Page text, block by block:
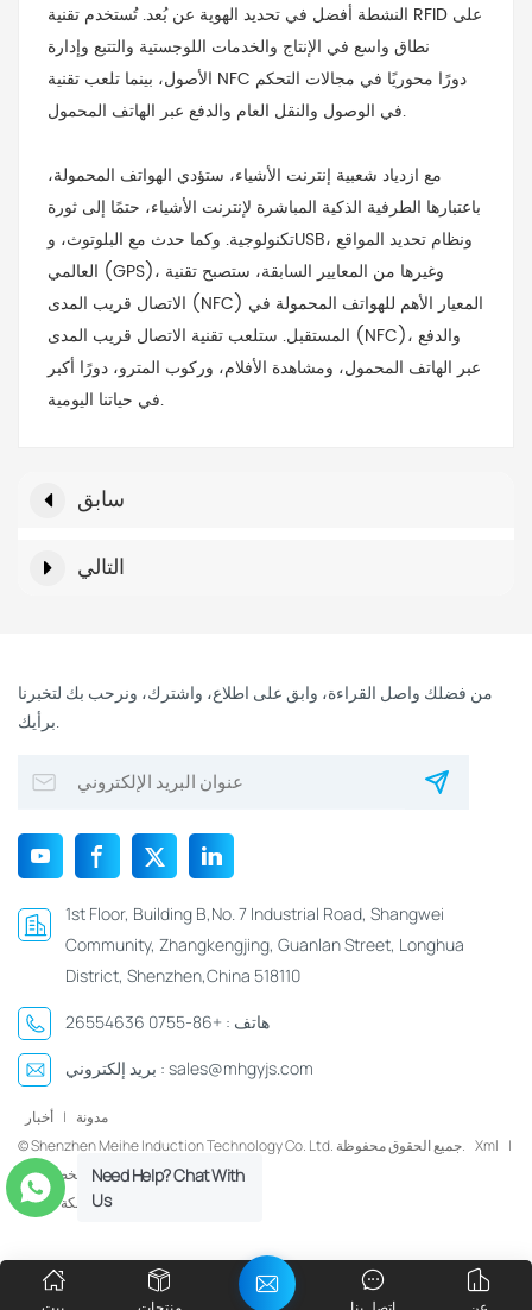
النشطة أفضل في تحديد الهوية عن بُعد. تُستخدم تقنية RFID على
نطاق واسع في الإنتاج والخدمات اللوجستية والتتبع وإدارة
الأصول، بينما تلعب تقنية NFC دورًا محوريًا في مجالات التحكم
في الوصول والنقل العام والدفع عبر الهاتف المحمول.
مع ازدياد شعبية إنترنت الأشياء، ستؤدي الهواتف المحمولة،
باعتبارها الطرفية الذكية المباشرة لإنترنت الأشياء، حتمًا إلى ثورة
تكنولوجية. وكما حدث مع البلوتوث، وUSB، ونظام تحديد المواقع
العالمي (GPS)، وغيرها من المعايير السابقة، ستصبح تقنية
الاتصال قريب المدى (NFC) المعيار الأهم للهواتف المحمولة في
المستقبل. ستلعب تقنية الاتصال قريب المدى (NFC)، والدفع
عبر الهاتف المحمول، ومشاهدة الأفلام، وركوب المترو، دورًا أكبر
في حياتنا اليومية.
سابق
التالي
من فضلك واصل القراءة، وابق على اطلاع، واشترك، ونرحب بك لتخبرنا
برأيك.
1st Floor, Building B,No. 7 Industrial Road, Shangwei
Community, Zhangkengjing, Guanlan Street, Longhua
District, Shenzhen,China 518110
هاتف : +86-0755 26554636
بريد إلكتروني : sales@mhgyjs.com
مدونة | أخبار
© Shenzhen Meihe Induction Technology Co. Ltd. جميع الحقوق محفوظة. Xml |
سياسة الخصوصيةNeed Help? Chat With
Us